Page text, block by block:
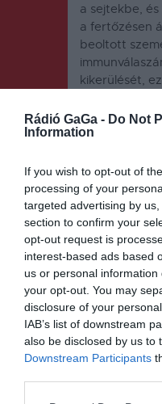
Rádió GaGa - Do Not
Information
If you wish to opt-out of
processing of your
targeted advertising by
section to confirm your
opt-out request is
interest-based ads based
us or personal
your opt-out. You may
disclosure of your
IAB’s list of downstream
also be disclosed by us to
Downstream Participants
a sejtekbe,
a fertőzésen
beoltott
kikerülését,
figyelmeztet
működtetett
ELŐZŐ
BEJEGYZÉS
Népszerű a
roncsautó
program